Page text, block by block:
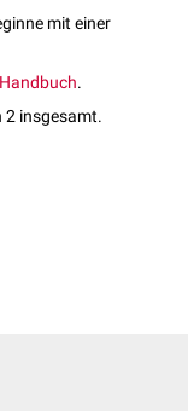
mit einer
Handbuch.
2 insgesamt.